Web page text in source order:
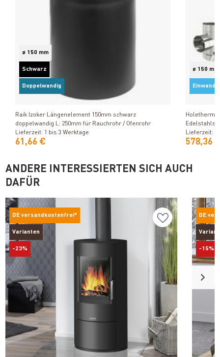
ø 150 mm
Schwarz
Doppelwandig
Produkt ansehen
Raik Izoker Längenelement 150mm schwarz
doppelwandig L: 250mm für Rauchrohr / Ofenrohr
Lieferzeit: 1 bis 3 Werktage
61,66 €
ø 150 mm
Einwandig
Holetherm
Lieferzeit: 3
578,36
ANDERE INTERESSIERTEN SICH AUCH
DAFÜR
DE versandkostenfrei*
Varianten
-23%
DE
-15%